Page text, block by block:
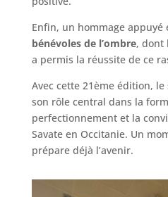
Enfin, un hommage appuyé
bénévoles de l’ombre, dont
a permis la réussite de ce
Avec cette 21ème édition,
son rôle central dans la
perfectionnement et la
Savate en Occitanie. Un
prépare déjà l’avenir.